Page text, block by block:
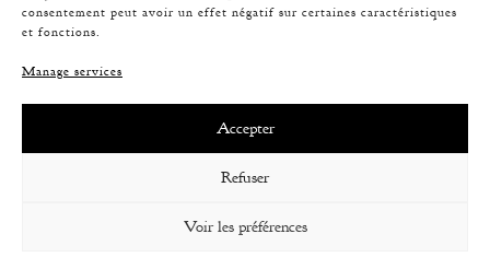
consentement peut avoir un effet négatif sur certaines caractéristiques
et fonctions.
Manage services
Accepter
Refuser
Voir les préférences